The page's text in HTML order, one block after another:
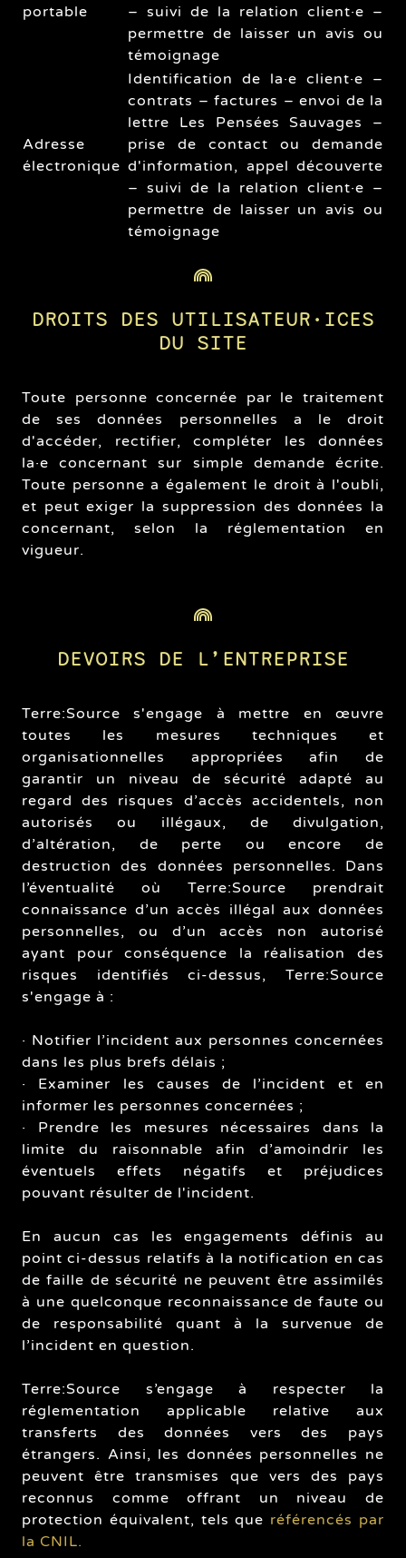
portable
– suivi de la relation client·e –
permettre de laisser un avis ou
témoignage
Adresse
électronique
Identification de la·e client·e –
contrats – factures – envoi de la
lettre Les Pensées Sauvages –
prise de contact ou demande
d'information, appel découverte
– suivi de la relation client·e –
permettre de laisser un avis ou
témoignage
DROITS DES UTILISATEUR·ICES
DU SITE
Toute personne concernée par le traitement
de ses données personnelles a le droit
d'accéder, rectifier, compléter les données
la·e concernant sur simple demande écrite.
Toute personne a également le droit à l'oubli,
et peut exiger la suppression des données la
concernant, selon la réglementation en
vigueur.
DEVOIRS DE L’ENTREPRISE
Terre:Source s'engage à mettre en œuvre
toutes les mesures techniques et
organisationnelles appropriées afin de
garantir un niveau de sécurité adapté au
regard des risques d’accès accidentels, non
autorisés ou illégaux, de divulgation,
d’altération, de perte ou encore de
destruction des données personnelles. Dans
l’éventualité où Terre:Source prendrait
connaissance d’un accès illégal aux données
personnelles, ou d’un accès non autorisé
ayant pour conséquence la réalisation des
risques identifiés ci-dessus, Terre:Source
s'engage à :
· Notifier l’incident aux personnes concernées
dans les plus brefs délais ;
· Examiner les causes de l’incident et en
informer les personnes concernées ;
· Prendre les mesures nécessaires dans la
limite du raisonnable afin d’amoindrir les
éventuels effets négatifs et préjudices
pouvant résulter de l'incident.
En aucun cas les engagements définis au
point ci-dessus relatifs à la notification en cas
de faille de sécurité ne peuvent être assimilés
à une quelconque reconnaissance de faute ou
de responsabilité quant à la survenue de
l’incident en question.
Terre:Source s’engage à respecter la
réglementation applicable relative aux
transferts des données vers des pays
étrangers. Ainsi, les données personnelles ne
peuvent être transmises que vers des pays
reconnus comme offrant un niveau de
protection équivalent, tels que référencés par
la CNIL.